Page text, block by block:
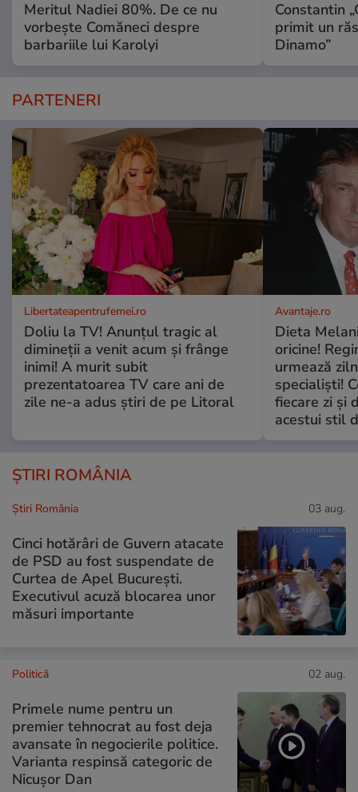
Meritul Nadiei 80%. De ce nu
vorbește Comăneci despre
barbariile lui Karolyi
Constantin
primit un
Dinamo”
PARTENERI
Libertateapentrufemei.ro
Doliu la TV! Anunțul tragic al
dimineții a venit acum și frânge
inimi! A murit subit
prezentatoarea TV care ani de
zile ne-a adus știri de pe Litoral
Avantaje.ro
Dieta
oricine!
urmează
specialiști!
fiecare zi și
acestui stil
ȘTIRI ROMÂNIA
Știri România 03 aug.
Cinci hotărâri de Guvern atacate
de PSD au fost suspendate de
Curtea de Apel București.
Executivul acuză blocarea unor
măsuri importante
Politică 02 aug.
Primele nume pentru un
premier tehnocrat au fost deja
avansate în negocierile politice.
Varianta respinsă categoric de
Nicușor Dan